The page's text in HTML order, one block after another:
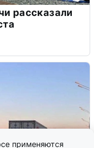
применяются
рассказали